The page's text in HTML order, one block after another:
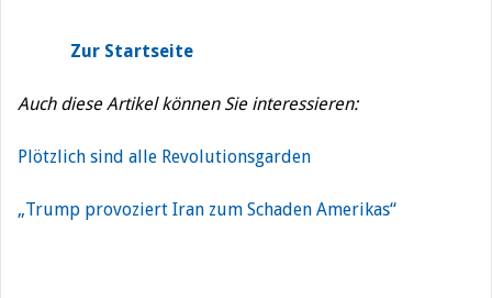
Zur Startseite
Auch diese Artikel können Sie interessieren:
Plötzlich sind alle Revolutionsgarden
„Trump provoziert Iran zum Schaden Amerikas“